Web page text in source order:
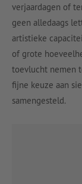
verjaardagen of
geen alledaags
artistieke
of grote
toevlucht nemen
fijne keuze aan
samengesteld.